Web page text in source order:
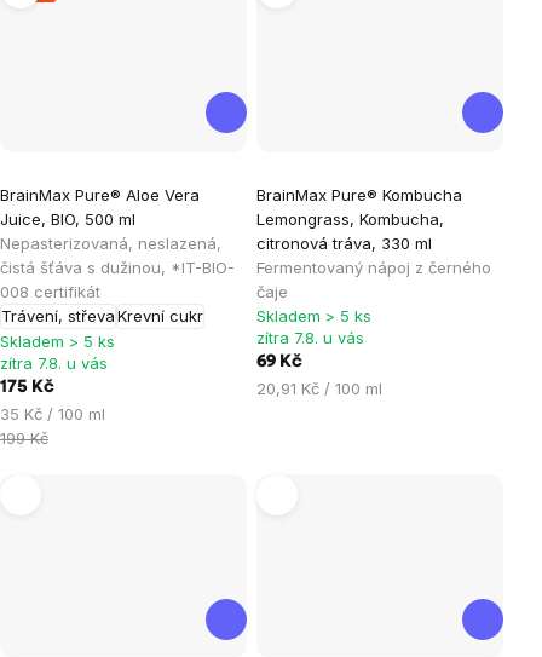
BrainMax Pure® Aloe Vera
Juice, BIO, 500 ml
Nepasterizovaná, neslazená,
čistá šťáva s dužinou, *IT-BIO-
008 certifikát
Trávení, střevaKrevní cukr
hodnocení
produktu
je
5,0
z
5
hvězdiček.
Skladem > 5 ks
zítra 7.8. u vás
175 Kč
Měrná
cena:
35 Kč / 100 ml
199 Kč
BrainMax Pure® Kombucha
Lemongrass, Kombucha,
citronová tráva, 330 ml
Fermentovaný nápoj z černého
čaje
hodnocení
produktu
je
5,0
z
5
hvězdiček.
Skladem > 5 ks
zítra 7.8. u vás
69 Kč
Měrná
20,91 Kč / 100 ml